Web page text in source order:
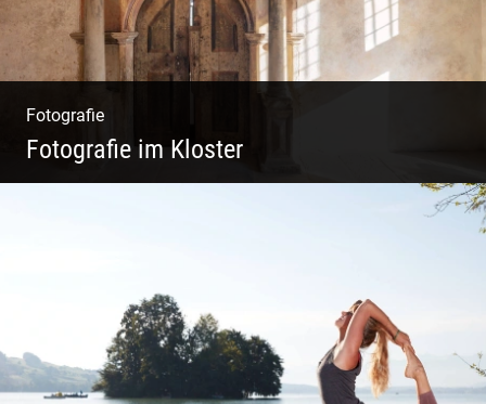
Fotografie
Fotografie im Kloster